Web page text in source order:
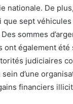
nationale. De
sept
sommes
également
judiciaires
d’une
financiers